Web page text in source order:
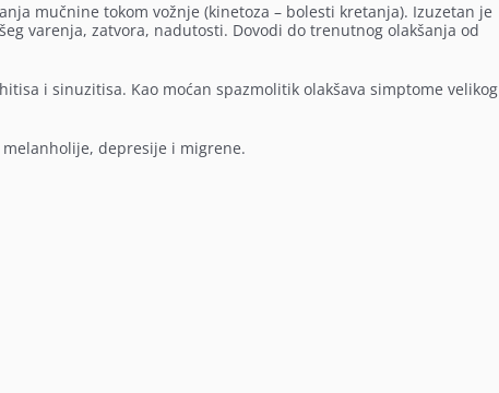
mučnine tokom vožnje (kinetoza – bolesti kretanja). Izuzetan je
varenja, zatvora, nadutosti. Dovodi do trenutnog olakšanja od
i sinuzitisa. Kao moćan spazmolitik olakšava simptome velikog
depresije i migrene.